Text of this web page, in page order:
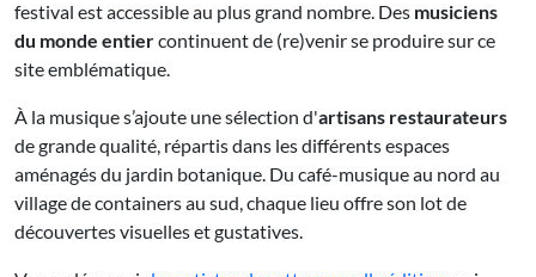
festival est accessible au plus grand nombre. Des musiciens
du monde entiercontinuent de (re)venir se produire sur ce
site emblématique.
À la musique s’ajoute une sélection d'artisans restaurateurs
de grande qualité, répartis dans les différents espaces
aménagés du jardin botanique. Du café-musique au nord au
village de containers au sud, chaque lieu offre son lot de
découvertes visuelles et gustatives.